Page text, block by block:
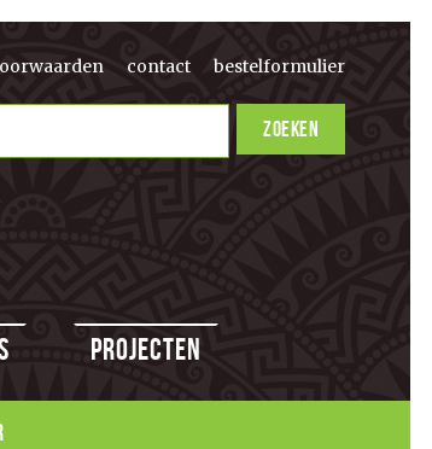
contact bestelformulier
Projecten